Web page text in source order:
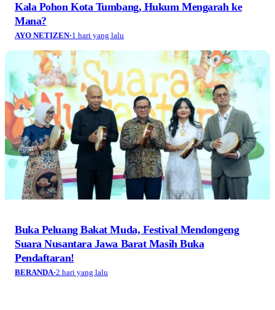
Kala Pohon Kota Tumbang, Hukum Mengarah ke
Mana?
AYO NETIZEN·1 hari yang lalu
Buka Peluang Bakat Muda, Festival Mendongeng
Suara Nusantara Jawa Barat Masih Buka
Pendaftaran!
BERANDA·2 hari yang lalu